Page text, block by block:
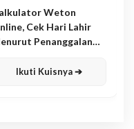
Weton
Cek Hari Lahir
Penanggalan
Ikuti Kuisnya ➔